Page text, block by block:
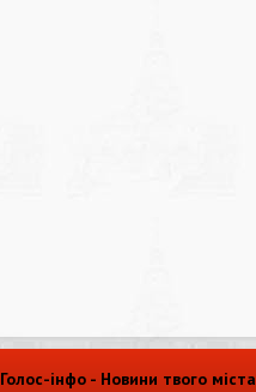
Голос-інфо - Новини твого міста